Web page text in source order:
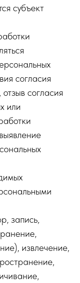
субъект
согласия
согласия
или
запись,
извлечение,